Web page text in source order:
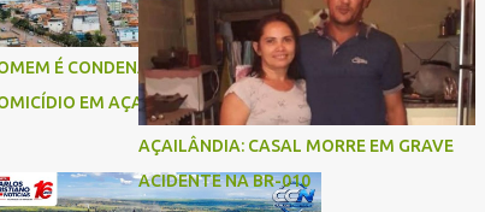
É CONDENADO A 18 ANOS POR
EM AÇAILÂNDIA
enviou mensagens insistindo para reatar o
relacionamento, mas ela deixou claro que
não queria. Naquela noite, a vítima recebeu
o convite de um amigo para ir a uma festa.
Ao chegar ao local, percebeu que o ex
também estava presente, mas permaneceu
tranquila durante todo o evento. O ataque
AÇAILÂNDIA: CASAL MORRE EM GRAVE
ACIDENTE NA BR-010